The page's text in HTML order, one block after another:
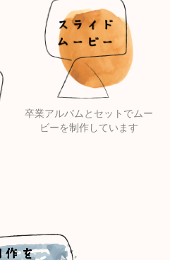
卒業アルバムとセットでムー
ビーを制作しています